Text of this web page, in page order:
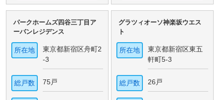
パークホームズ四谷三丁目ア
ーバンレジデンス
所在地
東京都新宿区舟町2
-3
総戸数 75戸
グラツィオーソ神楽坂ウエス
ト
所在地
東京都新宿区東五
軒町5-3
総戸数 26戸